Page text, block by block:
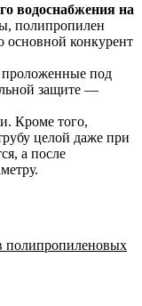
водоснабжения на
полипропилен
основной конкурент
под
защите —
Кроме того,
целой даже при
а после
полипропиленовых